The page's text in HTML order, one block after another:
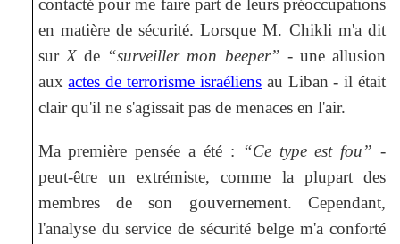
contacté pour me faire part de leurs préoccupations
en matière de sécurité. Lorsque M. Chikli m'a dit
sur X de “surveiller mon beeper” - une allusion
auxactes de terrorisme israéliensau Liban - il était
clair qu'il ne s'agissait pas de menaces en l'air.
Ma première pensée a été : “Ce type est fou” -
peut-être un extrémiste, comme la plupart des
membres de son gouvernement. Cependant,
l'analyse du service de sécurité belge m'a conforté